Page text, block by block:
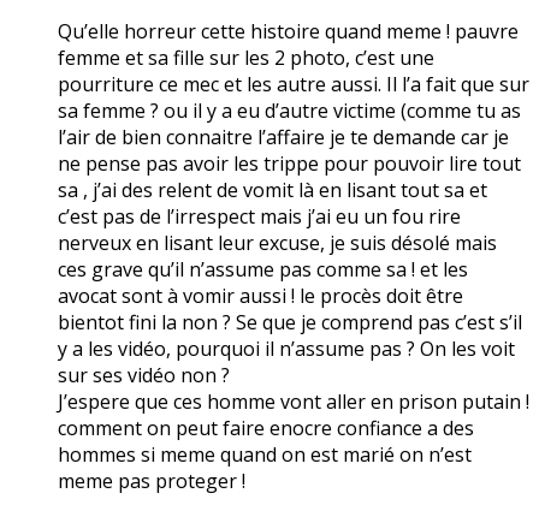
Qu’elle horreur cette histoire quand meme ! pauvre
femme et sa fille sur les 2 photo, c’est une
pourriture ce mec et les autre aussi. Il l’a fait que sur
sa femme ? ou il y a eu d’autre victime (comme tu as
l’air de bien connaitre l’affaire je te demande car je
ne pense pas avoir les trippe pour pouvoir lire tout
sa , j’ai des relent de vomit là en lisant tout sa et
c’est pas de l’irrespect mais j’ai eu un fou rire
nerveux en lisant leur excuse, je suis désolé mais
ces grave qu’il n’assume pas comme sa ! et les
avocat sont à vomir aussi ! le procès doit être
bientot fini la non ? Se que je comprend pas c’est s’il
y a les vidéo, pourquoi il n’assume pas ? On les voit
sur ses vidéo non ?
J’espere que ces homme vont aller en prison putain !
comment on peut faire enocre confiance a des
hommes si meme quand on est marié on n’est
meme pas proteger !